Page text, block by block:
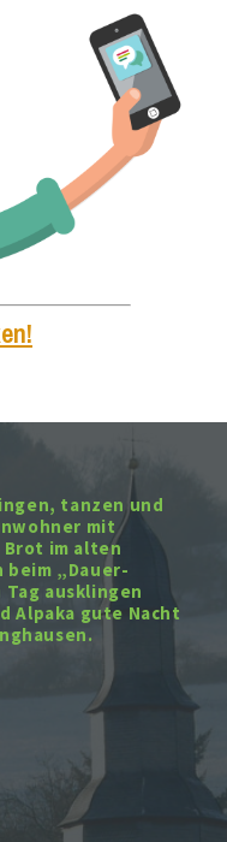
tanzen und
mit
im alten
beim „Dauer-
ausklingen
Alpaka gute Nacht